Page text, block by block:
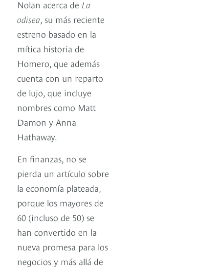
Nolan acerca de La
odisea, su más reciente
estreno basado en la
mítica historia de
Homero, que además
cuenta con un reparto
de lujo, que incluye
nombres como Matt
Damon y Anna
Hathaway.
En finanzas, no se
pierda un artículo sobre
la economía plateada,
porque los mayores de
60 (incluso de 50) se
han convertido en la
nueva promesa para los
negocios y más allá de